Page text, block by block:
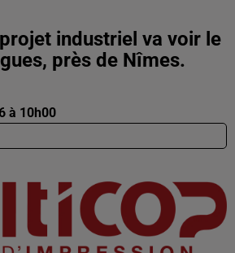
industriel va voir le
près de Nîmes.
à 10h00